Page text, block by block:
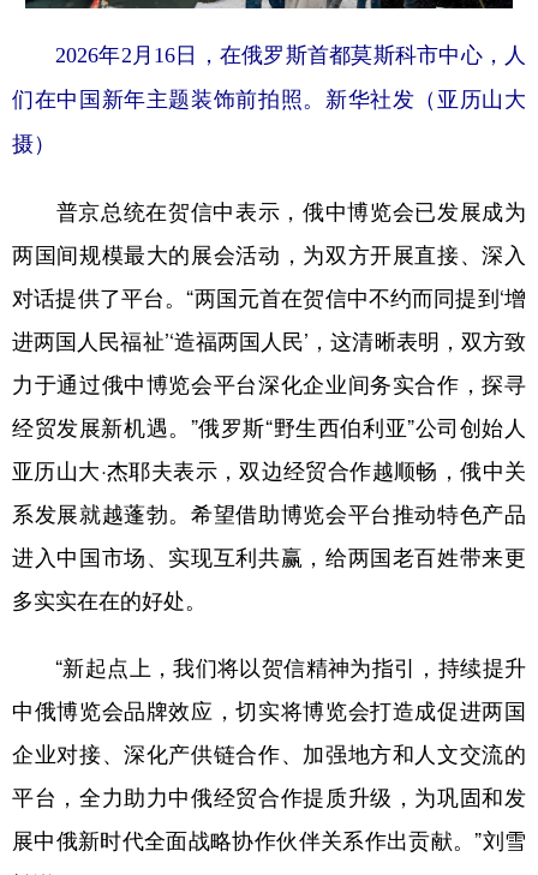
2026年2月16日，在俄罗斯首都莫斯科市中心，人
们在中国新年主题装饰前拍照。新华社发（亚历山大
摄）
普京总统在贺信中表示，俄中博览会已发展成为
两国间规模最大的展会活动，为双方开展直接、深入
对话提供了平台。“两国元首在贺信中不约而同提到‘增
进两国人民福祉’‘造福两国人民’，这清晰表明，双方致
力于通过俄中博览会平台深化企业间务实合作，探寻
经贸发展新机遇。”俄罗斯“野生西伯利亚”公司创始人
亚历山大·杰耶夫表示，双边经贸合作越顺畅，俄中关
系发展就越蓬勃。希望借助博览会平台推动特色产品
进入中国市场、实现互利共赢，给两国老百姓带来更
多实实在在的好处。
“新起点上，我们将以贺信精神为指引，持续提升
中俄博览会品牌效应，切实将博览会打造成促进两国
企业对接、深化产供链合作、加强地方和人文交流的
平台，全力助力中俄经贸合作提质升级，为巩固和发
展中俄新时代全面战略协作伙伴关系作出贡献。”刘雪